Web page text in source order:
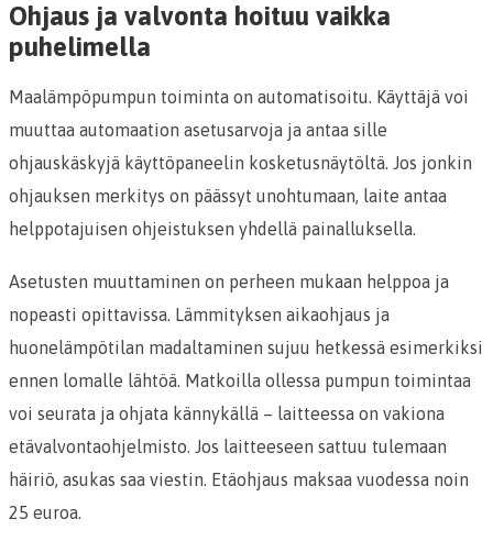
Ohjaus ja valvonta hoituu vaikka
puhelimella
Maalämpöpumpun toiminta on automatisoitu. Käyttäjä voi
muuttaa automaation asetusarvoja ja antaa sille
ohjauskäskyjä käyttöpaneelin kosketusnäytöltä. Jos jonkin
ohjauksen merkitys on päässyt unohtumaan, laite antaa
helppotajuisen ohjeistuksen yhdellä painalluksella.
Asetusten muuttaminen on perheen mukaan helppoa ja
nopeasti opittavissa. Lämmityksen aikaohjaus ja
huonelämpötilan madaltaminen sujuu hetkessä esimerkiksi
ennen lomalle lähtöä. Matkoilla ollessa pumpun toimintaa
voi seurata ja ohjata kännykällä – laitteessa on vakiona
etävalvontaohjelmisto. Jos laitteeseen sattuu tulemaan
häiriö, asukas saa viestin. Etäohjaus maksaa vuodessa noin
25 euroa.